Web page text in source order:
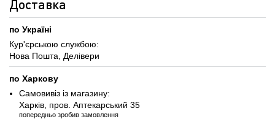
Доставка
по Україні
Кур'єрською службою:
Нова Пошта, Делівери
по Харкову
Самовивіз із магазину:
Харків, пров. Аптекарський 35
попередньо зробив замовлення